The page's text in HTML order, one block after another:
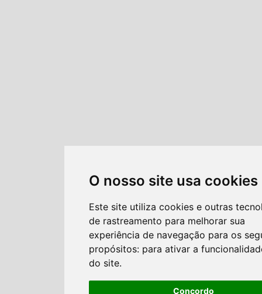
O nosso site usa cookies
Este site utiliza cookies e outras
de rastreamento para melhorar sua
experiência de navegação para os
propósitos: para ativar a
do site.
Concordo